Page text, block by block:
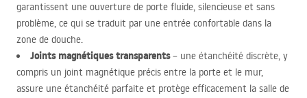
garantissent une ouverture de porte fluide, silencieuse et sans
problème, ce qui se traduit par une entrée confortable dans la
zone de douche.
Joints magnétiques transparents– une étanchéité discrète, y
compris un joint magnétique précis entre la porte et le mur,
assure une étanchéité parfaite et protège efficacement la salle de